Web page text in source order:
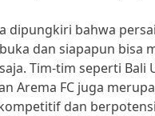
dipungkiri bahwa
dan siapapun bisa
Tim-tim seperti Bali
Arema FC juga
dan